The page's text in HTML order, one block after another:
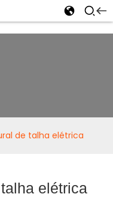
de talha elétrica
elétrica